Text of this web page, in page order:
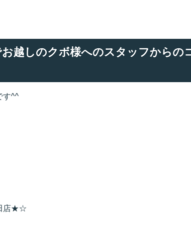
越しのクボ様へのスタッフからの
す^^
店★☆